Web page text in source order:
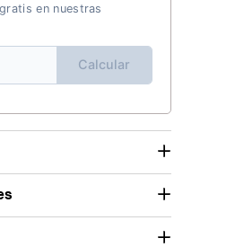
en nuestras
Calcular